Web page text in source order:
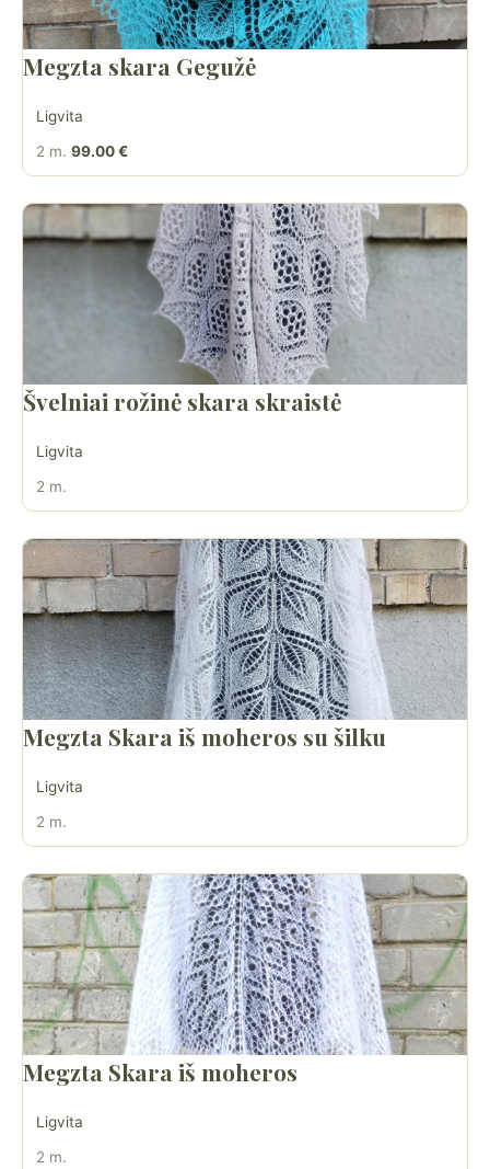
Megzta skara Gegužė
Ligvita
2 m. 99.00 €
Švelniai rožinė skara skraistė
Ligvita
2 m.
Megzta Skara iš moheros su šilku
Ligvita
2 m.
Megzta Skara iš moheros
Ligvita
2 m.